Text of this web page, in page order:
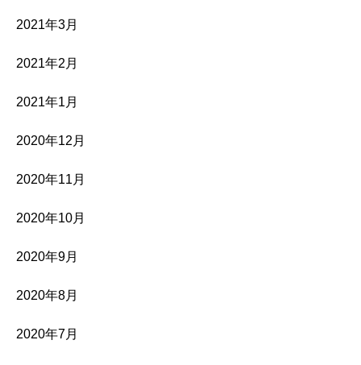
2021年3月
2021年2月
2021年1月
2020年12月
2020年11月
2020年10月
2020年9月
2020年8月
2020年7月